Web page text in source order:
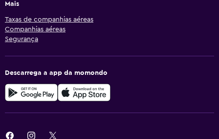
Mais
Taxas de companhias aéreas
Companhias aéreas
Segurança
Descarrega a app da momondo